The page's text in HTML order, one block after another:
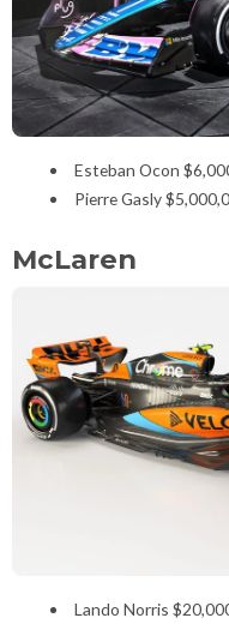
Esteban Ocon
Pierre Gasly
McLaren
Lando Norris